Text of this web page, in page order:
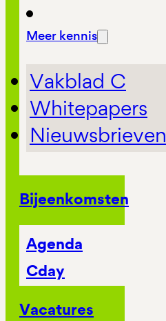
Meer kennis
Vakblad C
Whitepapers
Nieuwsbrieven
Bijeenkomsten
Agenda
Cday
Vacatures